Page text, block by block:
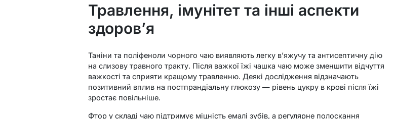
Травлення, імунітет та інші аспекти
здоров’я
Таніни та поліфеноли чорного чаю виявляють легку в’яжучу та антисептичну дію
на слизову травного тракту. Після важкої їжі чашка чаю може зменшити відчуття
важкості та сприяти кращому травленню. Деякі дослідження відзначають
позитивний вплив на постпрандіальну глюкозу — рівень цукру в крові після їжі
зростає повільніше.
Фтор у складі чаю підтримує міцність емалі зубів, а регулярне полоскання